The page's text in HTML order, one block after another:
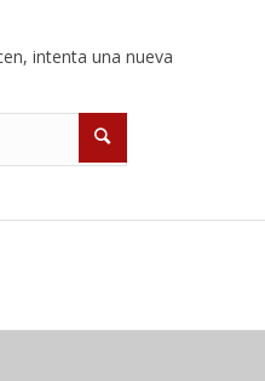
intenta una nueva